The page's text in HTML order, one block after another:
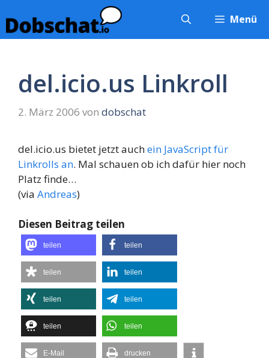
Inhalt
springen
Menü
del.icio.us Linkroll
2. März 2006 von dobschat
del.icio.us bietet jetzt auchein JavaScript für
Linkrolls an. Mal schauen ob ich dafür hier noch
Platz finde…
(via Andreas)
Diesen Beitrag teilen
teilen teilen
teilen teilen
teilen teilen
teilen teilen
E-Mail drucken